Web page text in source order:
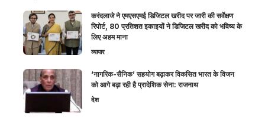
करंदलाजे ने एमएसएमई डिजिटल खरीद पर जारी की सर्वेक्षण
रिपोर्ट, 80 प्रतिशत इकाइयों ने डिजिटल खरीद को भविष्य के
लिए अहम माना
व्यापार
‘नागरिक-सैनिक’ सहयोग बढ़ाकर विकसित भारत के विजन
को आगे बढ़ा रही है प्रादेशिक सेना: राजनाथ
देश